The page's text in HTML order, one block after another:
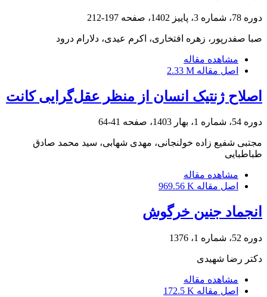
دوره 78، شماره 3، پاییز 1402، صفحه 197-212
صبا صفدرپور، زهره افتخاری، اکرم عیدی، دلارام درود
مشاهده مقاله
اصل مقاله 2.33 M
اصلاح ژنتیک انسان از منظر عقل‌گرایی کانت
دوره 54، شماره 1، بهار 1403، صفحه 41-64
مجتبی شفیع زاده خولنجانی، مهدی شهابی، سید محمد صادق
طباطبایی
مشاهده مقاله
اصل مقاله 969.56 K
انجماد جنین خرگوش
دوره 52، شماره 1، 1376
دکتر رضا شهیدی
مشاهده مقاله
اصل مقاله 172.5 K